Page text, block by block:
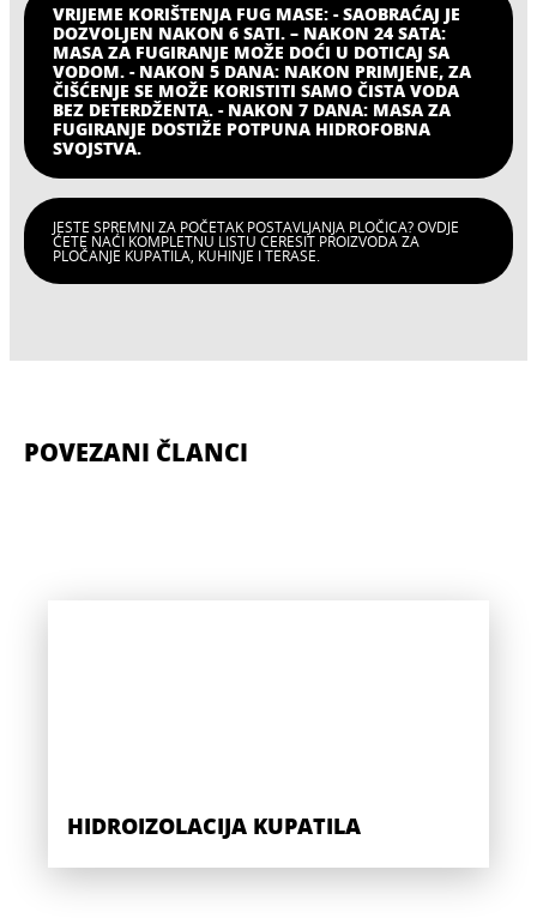
VRIJEME KORIŠTENJA FUG MASE: - SAOBRAĆAJ JE
DOZVOLJEN NAKON 6 SATI. – NAKON 24 SATA:
MASA ZA FUGIRANJE MOŽE DOĆI U DOTICAJ SA
VODOM. - NAKON 5 DANA: NAKON PRIMJENE, ZA
ČIŠĆENJE SE MOŽE KORISTITI SAMO ČISTA VODA
BEZ DETERDŽENTA. - NAKON 7 DANA: MASA ZA
FUGIRANJE DOSTIŽE POTPUNA HIDROFOBNA
SVOJSTVA.
JESTE SPREMNI ZA POČETAK POSTAVLJANJA PLOČICA? OVDJE
ĆETE NAĆI KOMPLETNU LISTU CERESIT PROIZVODA ZA
PLOČANJE KUPATILA, KUHINJE I TERASE.
POVEZANI ČLANCI
HIDROIZOLACIJA KUPATILA